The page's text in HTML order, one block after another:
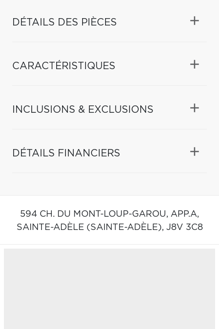
DÉTAILS DES PIÈCES
CARACTÉRISTIQUES
INCLUSIONS & EXCLUSIONS
DÉTAILS FINANCIERS
594 CH. DU MONT-LOUP-GAROU, APP.A,
SAINTE-ADÈLE (SAINTE-ADÈLE), J8V 3C8